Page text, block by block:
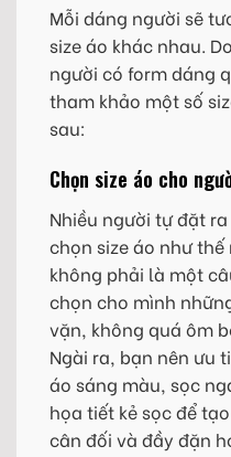
Mỗi dáng người sẽ
size áo khác nhau.
người có form dáng
tham khảo một số
sau:
Chọn size áo cho
Nhiều người tự đặt
chọn size áo như thế
không phải là một
chọn cho mình
vặn, không quá ôm
Ngài ra, bạn nên ưu
áo sáng màu, sọc
họa tiết kẻ sọc để
cân đối và đầy đặn